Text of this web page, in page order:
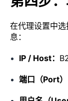
在代理设置中选
息：
IP / Host：
端口（Port）